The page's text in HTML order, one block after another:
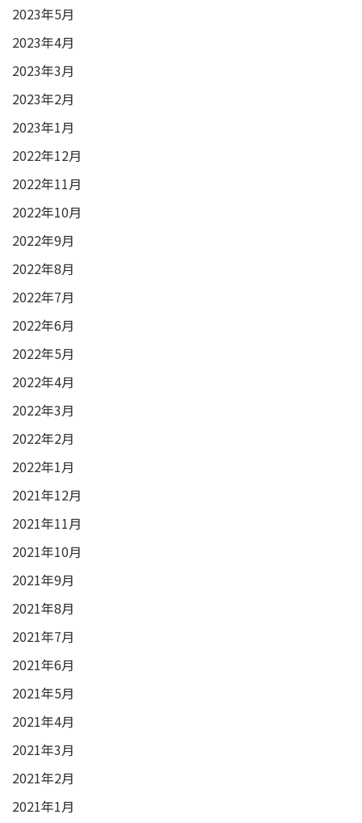
2023年5月
2023年4月
2023年3月
2023年2月
2023年1月
2022年12月
2022年11月
2022年10月
2022年9月
2022年8月
2022年7月
2022年6月
2022年5月
2022年4月
2022年3月
2022年2月
2022年1月
2021年12月
2021年11月
2021年10月
2021年9月
2021年8月
2021年7月
2021年6月
2021年5月
2021年4月
2021年3月
2021年2月
2021年1月